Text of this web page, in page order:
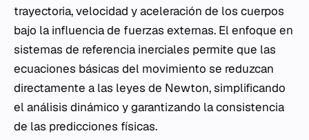
trayectoria, velocidad y aceleración de los cuerpos
bajo la influencia de fuerzas externas. El enfoque en
sistemas de referencia inerciales permite que las
ecuaciones básicas del movimiento se reduzcan
directamente a las leyes de Newton, simplificando
el análisis dinámico y garantizando la consistencia
de las predicciones físicas.